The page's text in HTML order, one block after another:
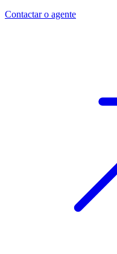
Contactar o agente